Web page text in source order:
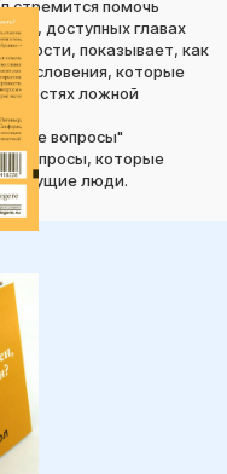
стремится помочь
доступных главах
показывает, как
которые
ложной
вопросы"
вопросы, которые
ищущие люди.